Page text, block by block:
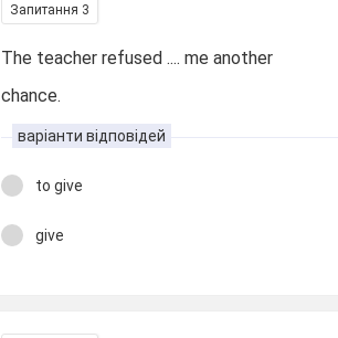
Запитання 3
The teacher refused .... me another
chance.
варіанти відповідей
to give
give